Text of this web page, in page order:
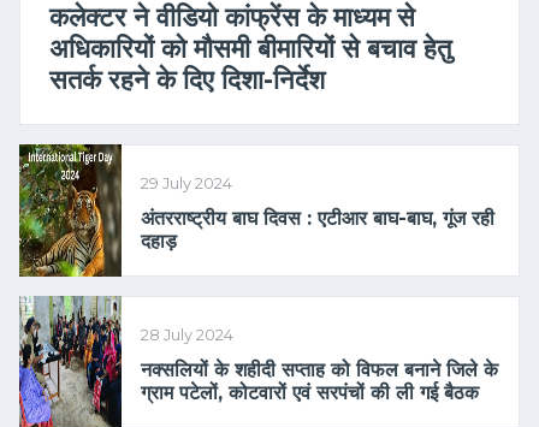
कलेक्टर ने वीडियो कांफ्रेंस के माध्यम से
अधिकारियों को मौसमी बीमारियों से बचाव हेतु
सतर्क रहने के दिए दिशा-निर्देश
29 July 2024
अंतरराष्ट्रीय बाघ दिवस : एटीआर बाघ-बाघ, गूंज रही
दहाड़
28 July 2024
नक्सलियों के शहीदी सप्ताह को विफल बनाने जिले के
ग्राम पटेलों, कोटवारों एवं सरपंचों की ली गई बैठक